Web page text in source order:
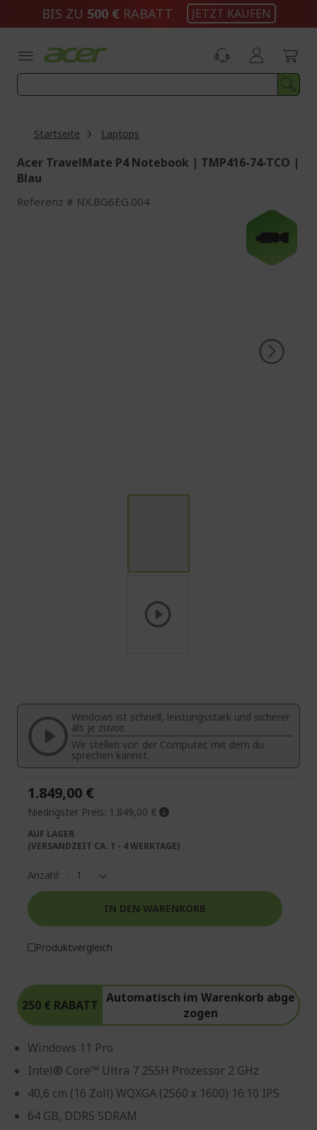
BIS ZU 500 € RABATT JETZT KAUFEN
Startseite Laptops
Acer TravelMate P4 Notebook | TMP416-74-TCO |
Blau
Referenz NX.BG6EG.004
-250 €
Bildgalerie
springen
Windows ist schnell, leistungsstark und sicherer
als je zuvor.
Wir stellen vor: der Computer, mit dem du
sprechen kannst.
250 € RABATT Automatisch im Warenkorb abge
zogen
Windows 11 Pro
Intel® Core™ Ultra 7 255H Prozessor 2 GHz
40,6 cm (16 Zoll) WQXGA (2560 x 1600) 16:10 IPS
64 GB, DDR5 SDRAM
1.849,00 €
Niedrigster Preis: 1.849,00 €
AUF LAGER
(VERSANDZEIT CA. 1 - 4 WERKTAGE)
Anzahl:
IN DEN WARENKORB
Produktvergleich